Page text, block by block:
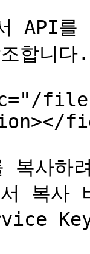
API를
합니다.
files/
사하
복사